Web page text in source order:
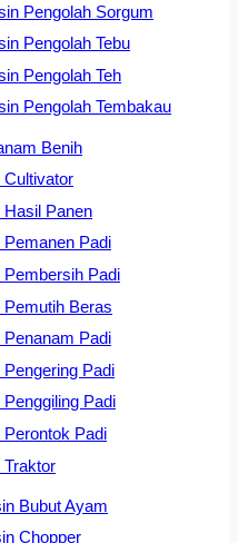
Pengolah Sorgum
Pengolah Tebu
Pengolah Teh
Pengolah Tembakau
Benih
Cultivator
Hasil Panen
Pemanen Padi
Pembersih Padi
Pemutih Beras
Penanam Padi
Pengering Padi
Penggiling Padi
Perontok Padi
Traktor
Bubut Ayam
Chopper